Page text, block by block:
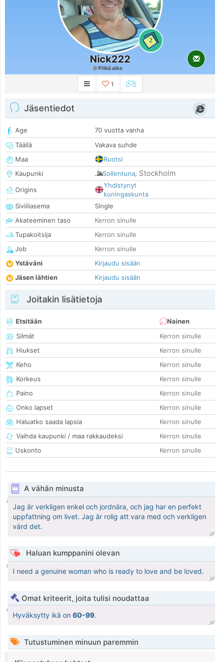
2
Nick222
Pitkä aika
1
Jäsentiedot
Age
70 vuotta vanha
Täällä
Vakava suhde
Maa
Ruotsi
Kaupunki
Sollentuna, Stockholm
Origins
Yhdistynyt
kuningaskunta
Siviiliasema
Single
Akateeminen taso
Kerron sinulle
Tupakoitsija
Kerron sinulle
Job
Kerron sinulle
Ystäväni
Kirjaudu sisään
Jäsen lähtien
Kirjaudu sisään
Joitakin lisätietoja
Etsitään
Nainen
Silmät
Kerron sinulle
Hiukset
Kerron sinulle
Keho
Kerron sinulle
Korkeus
Kerron sinulle
Paino
Kerron sinulle
Onko lapset
Kerron sinulle
Haluatko saada lapsia
Kerron sinulle
Vaihda kaupunki / maa rakkaudeksi
Kerron sinulle
Uskonto
Kerron sinulle
A vähän minusta
Jag är verkligen enkel och jordnära, och jag har en perfekt
uppfattning om livet. Jag är rolig att vara med och verkligen
värd det.
Haluan kumppanini olevan
I need a genuine woman who is ready to love and be loved.
Omat kriteerit, joita tulisi noudattaa
Hyväksytty ikä on 60-99.
Tutustuminen minuun paremmin